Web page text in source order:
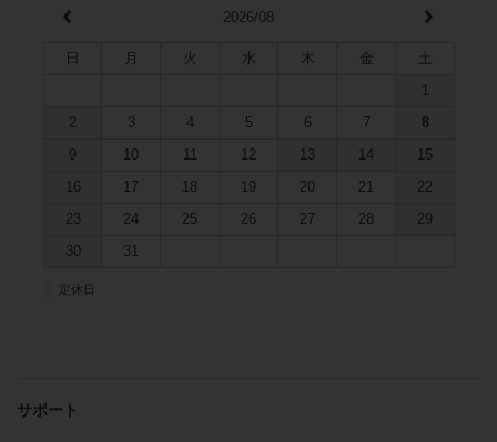
2026/08
日 月 火 水 木 金
1
2
3 4 5 6 7
8
9
10 11 12 13 14
15
16
17 18 19 20 21
22
23
24 25 26 27 28
29
30
31
定休日
サポート